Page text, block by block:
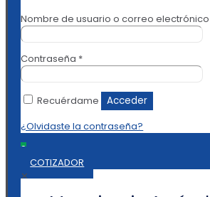
Nombre de usuario o correo electrónico
Contraseña *
Recuérdame
Acceder
¿Olvidaste la contraseña?
0
COTIZADOR
✕